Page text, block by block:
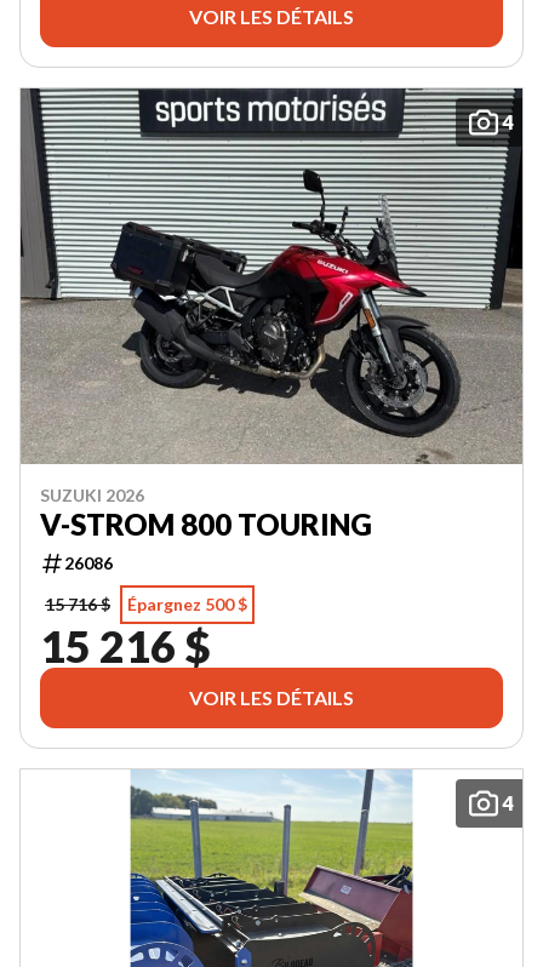
VOIR LES DÉTAILS
4
SUZUKI 2026
V-STROM 800 TOURING
26086
15 716 $
Épargnez 500 $
15 216 $
VOIR LES DÉTAILS
4